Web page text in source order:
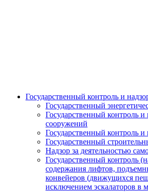
Государственный контроль и
Государственный
Государственный контроль и
сооружений
Государственный контроль
Государственный
Надзор за деятельностью
Государственный контроль
содержания лифтов,
конвейеров (движущихся
исключением эскалаторов в